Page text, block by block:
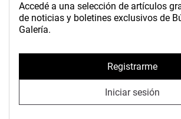
Accedé a una selección de artículos
de noticias y boletines exclusivos de
Galería.
Registrarme
Iniciar sesión